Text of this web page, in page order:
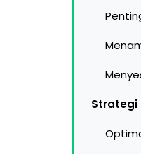
Strategi